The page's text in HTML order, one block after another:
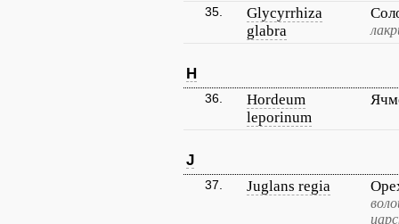
35.
Glycyrrhiza
glabra
H
36.
Hordeum
leporinum
J
37. Juglans regia